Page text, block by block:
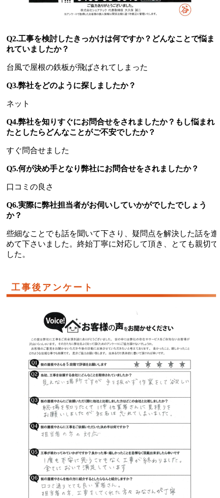
Q2.工事を検討したきっかけは何ですか？どんなことで悩ま
れていましたか？
台風で屋根の鉄板が飛ばされてしまった
Q3.弊社をどのように探しましたか？
ネット
Q4.弊社を知りすぐにお問合せをされましたか？もし悩まれ
たとしたらどんなことがご不安でしたか？
すぐ問合せました
Q5.何が決め手となり弊社にお問合せをされましたか？
口コミの良さ
Q6.実際に弊社担当者がお伺いしていかがでしたでしょう
か？
些細なことでも話を聞いて下さり、疑問点を解決した話を進
めて下さいました。終始丁寧に対応して頂き、とても親切で
した。
工事後アンケート